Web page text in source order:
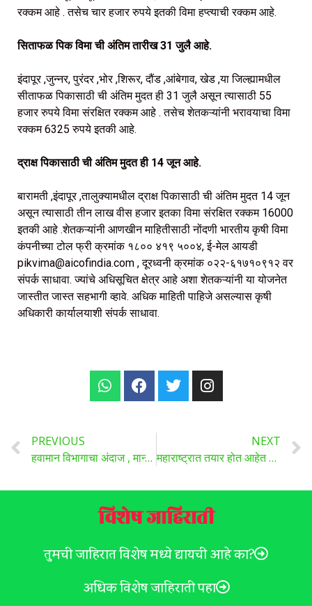
रक्कम आहे . तसेच चार हजार रुपये इतकी विमा हप्त्याची रक्कम आहे.
सिताफळ पिक विमा ची अंतिम तारीख 31 जुलै आहे.
इंदापूर ,जुन्नर, पुरंदर ,भोर ,शिरूर, दौंड ,आंबेगाव, खेड ,या जिल्ह्यामधील
सीताफळ पिकासाठी ची अंतिम मुदत ही 31 जुलै असून त्यासाठी 55
हजार रुपये विमा संरक्षित रक्कम आहे . तसेच शेतकऱ्यांनी भरावयाचा विमा
रक्कम 6325 रुपये इतकी आहे.
द्राक्ष पिकासाठी ची अंतिम मुदत ही 14 जून आहे.
बारामती ,इंदापूर ,तालुक्यामधील द्राक्ष पिकासाठी ची अंतिम मुदत 14 जून
असून त्यासाठी तीन लाख वीस हजार इतका विमा संरक्षित रक्कम 16000
इतकी आहे .शेतकऱ्यांनी आणखीन माहितीसाठी नोंदणी भारतीय कृषी विमा
कंपनीच्या टोल फ्री क्रमांक १८०० ४१९ ५००४, ई-मेल आयडी
pikvima@aicofindia.com , दूरध्वनी क्रमांक ०२२-६१७१०९१२ वर
संपर्क साधावा. ज्यांचे अधिसूचित क्षेत्र आहे अशा शेतकऱ्यांनी या योजनेत
जास्तीत जास्त सहभागी व्हावे. अधिक माहिती पाहिजे असल्यास कृषी
अधिकारी कार्यालयाशी संपर्क साधावा.
PREVIOUS
हवामान विभागाचा अंदाज , मान्सूनने केरळ, तमिळनाडूपर्यंत मारील मजल , दोन दिवसांमध्ये कर्नाटकात पोचणार
NEXT
महाराष्ट्रात तयार होत आहेत तब्बल 14 नवीन महामार्ग, दिल्ली-मुंबई ते मुंबई-पुणे….
विशेष जाहिराती
तुमची जाहिरात विशेष मध्ये द्यायची आहे का?
अधिक विशेष जाहिराती पहा